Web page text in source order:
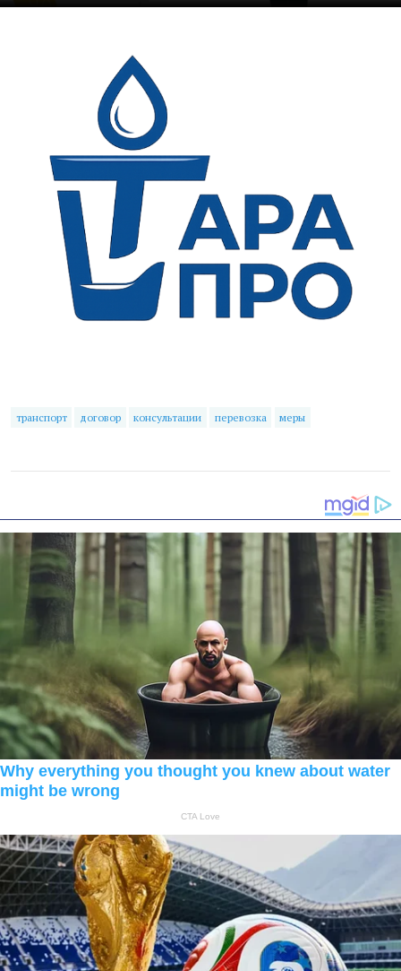
транспорт договор консультации перевозка меры